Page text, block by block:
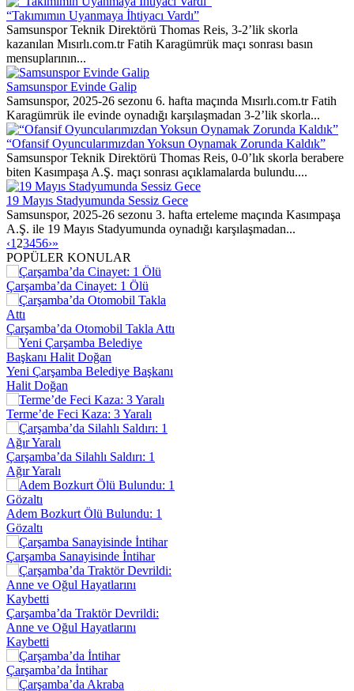
“Takımımın Uyanmaya İhtiyacı Vardı”
Samsunspor Teknik Direktörü Thomas Reis, 3-2’lik skorla
kazanılan Mısırlı.com.tr Fatih Karagümrük maçı sonrası basın
mensuplarının...
Samsunspor Evinde Galip
Samsunspor, 2025-26 sezonu 6. hafta maçında Mısırlı.com.tr Fatih
Karagümrük ile evinde oynadığı karşılaşmadan 3-2’lik skorla...
“Ofansif Oyuncularımızdan Yoksun Oynamak Zorunda Kaldık”
Samsunspor Teknik Direktörü Thomas Reis, 0-0’lık skorla berabere
biten Kasımpaşa A.Ş. maçı sonrası açıklamalarda bulundu....
19 Mayıs Stadyumunda Sessiz Gece
Samsunspor, 2025-26 sezonu 3. hafta erteleme maçında Kasımpaşa
A.Ş. ile 19 Mayıs Stadyumunda oynadığı karşılaşmadan...
‹1 23456›»
POPÜLER KONULAR
Çarşamba’da Cinayet: 1 Ölü
Çarşamba’da Otomobil Takla Attı
Yeni Çarşamba Belediye Başkanı
Halit Doğan
Terme’de Feci Kaza: 3 Yaralı
Çarşamba’da Silahlı Saldırı: 1
Ağır Yaralı
Adem Bozkurt Ölü Bulundu: 1
Gözaltı
Çarşamba Sanayisinde İntihar
Çarşamba’da Traktör Devrildi:
Anne ve Oğul Hayatlarını
Kaybetti
Çarşamba’da İntihar